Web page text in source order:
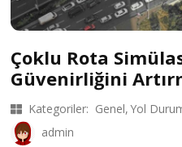
Çoklu Rota
Güvenirliğini
Kategoriler: Genel Yol
admin